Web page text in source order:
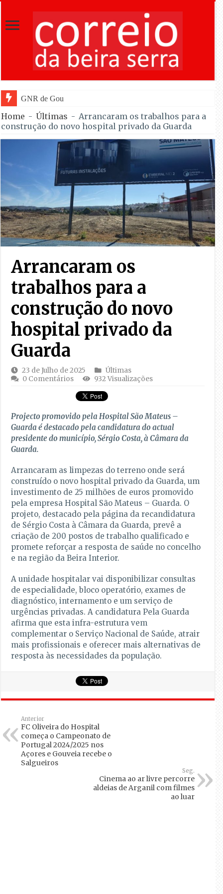
GNR de Gouveia desmantelou alegada red
Home - Últimas - Arrancaram os trabalhos para a
construção do novo hospital privado da Guarda
Arrancaram os
trabalhos para a
construção do novo
hospital privado da
Guarda
23 de Julho de 2025
Últimas
0 Comentários
932 Visualizações
Projecto promovido pela Hospital São Mateus –
Guarda é destacado pela candidatura do actual
presidente do município, Sérgio Costa, à Câmara da
Guarda.
Arrancaram as limpezas do terreno onde será
construído o novo hospital privado da Guarda, um
investimento de 25 milhões de euros promovido
pela empresa Hospital São Mateus – Guarda. O
projeto, destacado pela página da recandidatura
de Sérgio Costa à Câmara da Guarda, prevê a
criação de 200 postos de trabalho qualificado e
promete reforçar a resposta de saúde no concelho
e na região da Beira Interior.
A unidade hospitalar vai disponibilizar consultas
de especialidade, bloco operatório, exames de
diagnóstico, internamento e um serviço de
urgências privadas. A candidatura Pela Guarda
afirma que esta infra-estrutura vem
complementar o Serviço Nacional de Saúde, atrair
mais profissionais e oferecer mais alternativas de
resposta às necessidades da população.
Anterior
FC Oliveira do Hospital
começa o Campeonato de
Portugal 2024/2025 nos
Açores e Gouveia recebe o
Salgueiros
Seg.
Cinema ao ar livre percorre
aldeias de Arganil com filmes
ao luar